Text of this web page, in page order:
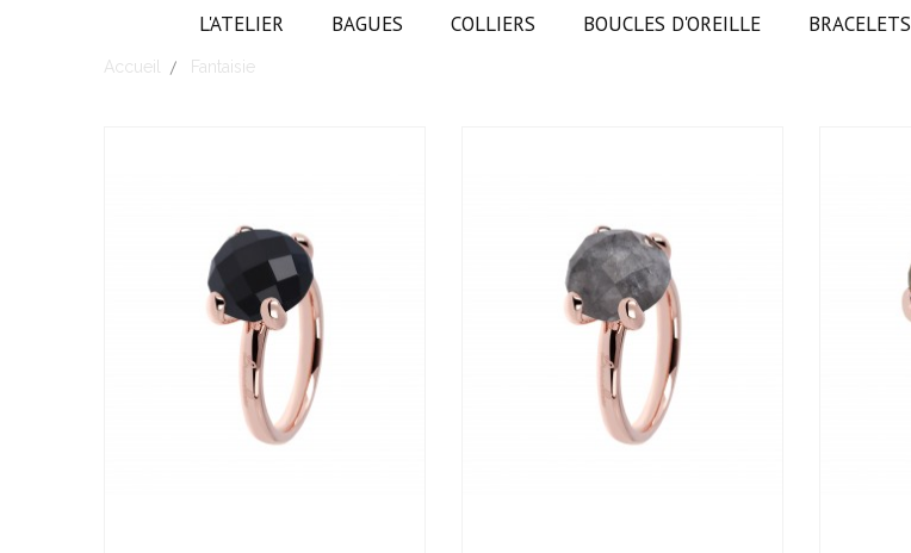
L'ATELIER BAGUES COLLIERS BOUCLES D'OREILLE BRACELETS
Accueil Fantaisie